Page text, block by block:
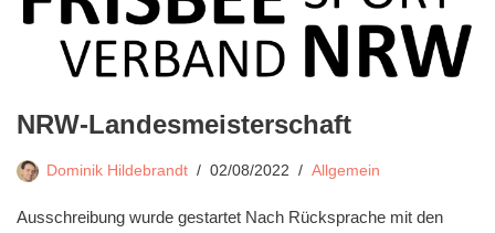
NRW-Landesmeisterschaft
Dominik Hildebrandt 02/08/2022 Allgemein
Ausschreibung wurde gestartet Nach Rücksprache mit den